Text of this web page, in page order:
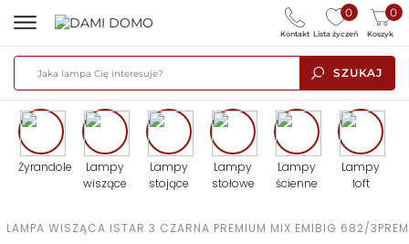
SZUKAJ
0
Lista życzeń
0
Koszyk
Kontakt
Żyrandole
Lampy
wiszące
Lampy
stojące
Lampy
stołowe
Lampy
ścienne
Lampy
loft
LAMPA WISZĄCA ISTAR 3 CZARNA PREMIUM MIX EMIBIG 682/3PREM